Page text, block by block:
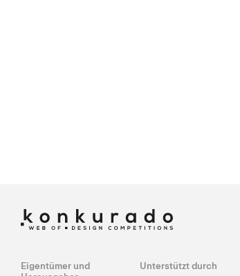
Eigentümer und
Unterstützt durch